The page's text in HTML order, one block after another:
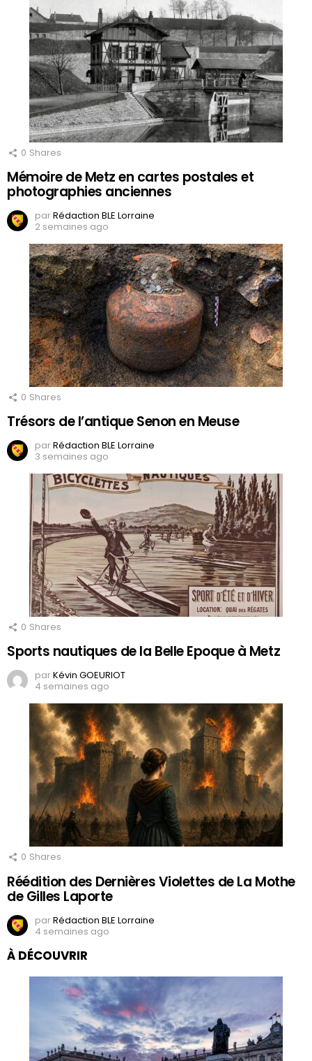
0 Shares
Mémoire de Metz en cartes postales et
photographies anciennes
parRédaction BLE Lorraine
2 semaines ago
0 Shares
Trésors de l’antique Senon en Meuse
parRédaction BLE Lorraine
3 semaines ago
0 Shares
Sports nautiques de la Belle Epoque à Metz
parKévin GOEURIOT
4 semaines ago
0 Shares
Réédition des Dernières Violettes de La Mothe
de Gilles Laporte
parRédaction BLE Lorraine
4 semaines ago
À DÉCOUVRIR